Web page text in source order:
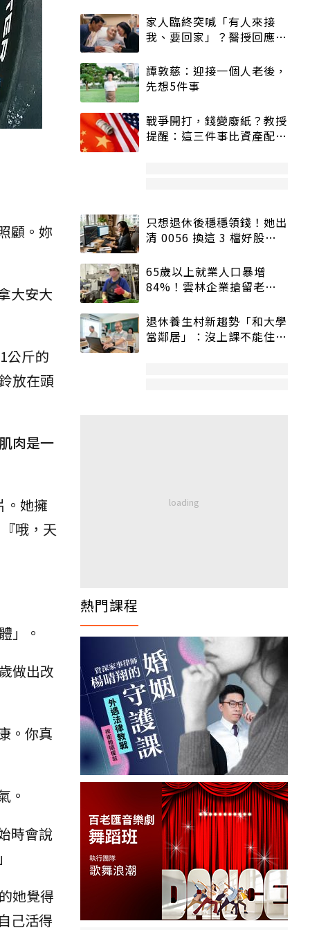
顧。妳
大安大
公斤的
放在頭
肉是一
。她擁
哦，天
」。
做出改
。你真
。
時會說
她覺得
己活得
家人臨終突喊「有人來接
我、要回家」？醫授回應方
譚敦慈：迎接一個人老後，
先想5件事
戰爭開打，錢變廢紙？教授
提醒：這三件事比資產配置
只想退休後穩穩領錢！她出
清 0056 換這 3 檔好股：
65歲以上就業人口暴增
84%！雲林企業搶留老員
退休養生村新趨勢「和大學
當鄰居」：沒上課不能住、
熱門課程